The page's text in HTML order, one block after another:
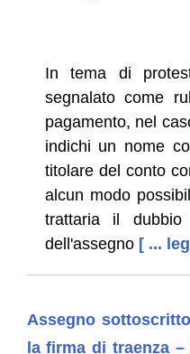
In tema di
segnalato come
pagamento, nel
indichi un nome
titolare del conto
alcun modo
trattaria il dubbio
dell'assegno [ ...
Assegno
la firma di traenza